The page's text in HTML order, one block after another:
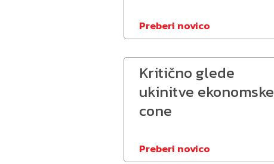
Preberi novico
Kritično glede
ukinitve ekonomske
cone
Preberi novico